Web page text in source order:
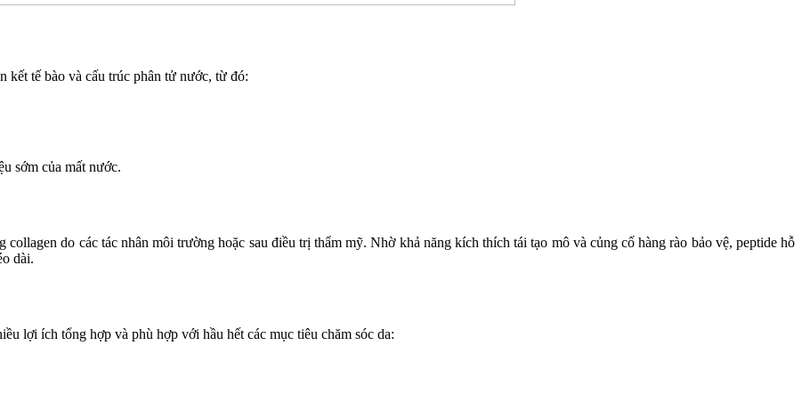
kết tế bào và cấu trúc phân tử nước, từ đó:
sớm của mất nước.
do các tác nhân môi trường hoặc sau điều trị thẩm mỹ. Nhờ khả năng kích thích tái tạo mô và củng cố hàng rào bảo vệ, peptide hỗ
dài.
lợi ích tổng hợp và phù hợp với hầu hết các mục tiêu chăm sóc da: